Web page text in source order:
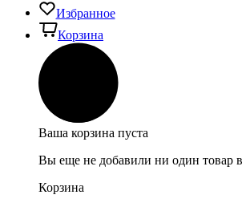
Избранное
Корзина
Ваша корзина пуста
Вы еще не добавили ни один товар в
Корзина